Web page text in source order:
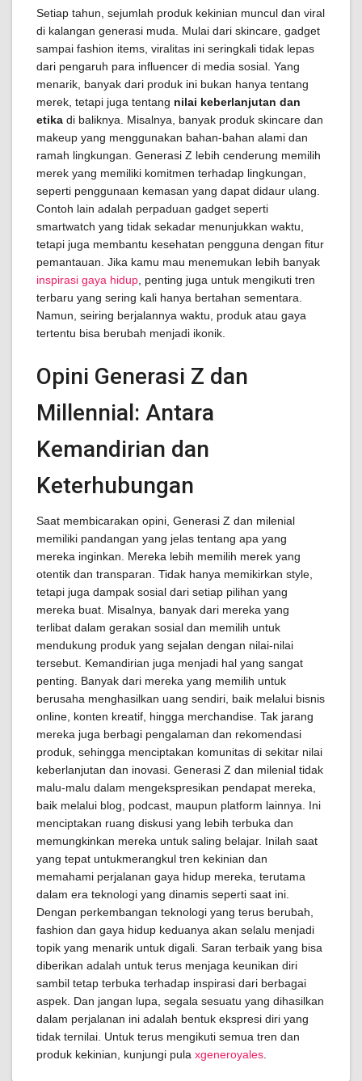
Setiap tahun, sejumlah produk kekinian muncul dan viral
di kalangan generasi muda. Mulai dari skincare, gadget
sampai fashion items, viralitas ini seringkali tidak lepas
dari pengaruh para influencer di media sosial. Yang
menarik, banyak dari produk ini bukan hanya tentang
merek, tetapi juga tentang nilai keberlanjutan dan
etika di baliknya. Misalnya, banyak produk skincare dan
makeup yang menggunakan bahan-bahan alami dan
ramah lingkungan. Generasi Z lebih cenderung memilih
merek yang memiliki komitmen terhadap lingkungan,
seperti penggunaan kemasan yang dapat didaur ulang.
Contoh lain adalah perpaduan gadget seperti
smartwatch yang tidak sekadar menunjukkan waktu,
tetapi juga membantu kesehatan pengguna dengan fitur
pemantauan. Jika kamu mau menemukan lebih banyak
inspirasi gaya hidup , penting juga untuk mengikuti tren
terbaru yang sering kali hanya bertahan sementara.
Namun, seiring berjalannya waktu, produk atau gaya
tertentu bisa berubah menjadi ikonik.
Opini Generasi Z dan
Millennial: Antara
Kemandirian dan
Keterhubungan
Saat membicarakan opini, Generasi Z dan milenial
memiliki pandangan yang jelas tentang apa yang
mereka inginkan. Mereka lebih memilih merek yang
otentik dan transparan. Tidak hanya memikirkan style,
tetapi juga dampak sosial dari setiap pilihan yang
mereka buat. Misalnya, banyak dari mereka yang
terlibat dalam gerakan sosial dan memilih untuk
mendukung produk yang sejalan dengan nilai-nilai
tersebut. Kemandirian juga menjadi hal yang sangat
penting. Banyak dari mereka yang memilih untuk
berusaha menghasilkan uang sendiri, baik melalui bisnis
online, konten kreatif, hingga merchandise. Tak jarang
mereka juga berbagi pengalaman dan rekomendasi
produk, sehingga menciptakan komunitas di sekitar nilai
keberlanjutan dan inovasi. Generasi Z dan milenial tidak
malu-malu dalam mengekspresikan pendapat mereka,
baik melalui blog, podcast, maupun platform lainnya. Ini
menciptakan ruang diskusi yang lebih terbuka dan
memungkinkan mereka untuk saling belajar. Inilah saat
yang tepat untukmerangkul tren kekinian dan
memahami perjalanan gaya hidup mereka, terutama
dalam era teknologi yang dinamis seperti saat ini.
Dengan perkembangan teknologi yang terus berubah,
fashion dan gaya hidup keduanya akan selalu menjadi
topik yang menarik untuk digali. Saran terbaik yang bisa
diberikan adalah untuk terus menjaga keunikan diri
sambil tetap terbuka terhadap inspirasi dari berbagai
aspek. Dan jangan lupa, segala sesuatu yang dihasilkan
dalam perjalanan ini adalah bentuk ekspresi diri yang
tidak ternilai. Untuk terus mengikuti semua tren dan
produk kekinian, kunjungi pula xgeneroyales